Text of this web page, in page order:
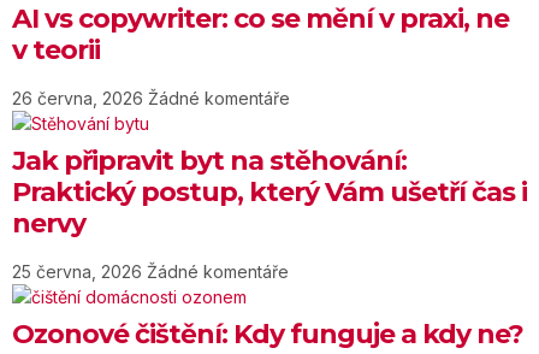
AI vs copywriter: co se mění v praxi, ne
v teorii
26 června, 2026 Žádné komentáře
Jak připravit byt na stěhování:
Praktický postup, který Vám ušetří čas i
nervy
25 června, 2026 Žádné komentáře
Ozonové čištění: Kdy funguje a kdy ne?